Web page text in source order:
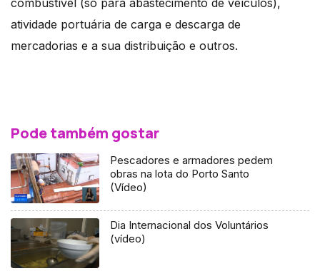
combustível (só para abastecimento de veículos),
atividade portuária de carga e descarga de
mercadorias e a sua distribuição e outros.
Pode também gostar
Pescadores e armadores pedem
obras na lota do Porto Santo
(Vídeo)
Dia Internacional dos Voluntários
(vídeo)